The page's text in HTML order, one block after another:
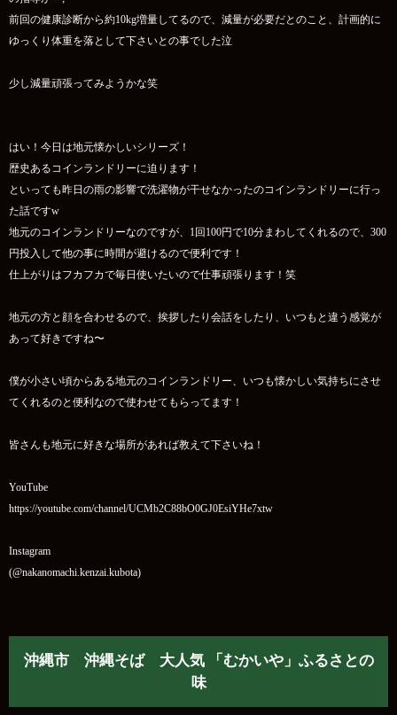
前回の健康診断から約10kg増量してるので、減量が必要だとのこと、計画的に
ゆっくり体重を落として下さいとの事でした泣
少し減量頑張ってみようかな笑
はい！今日は地元懐かしいシリーズ！
歴史あるコインランドリーに迫ります！
といっても昨日の雨の影響で洗濯物が干せなかったのコインランドリーに行っ
た話ですw
地元のコインランドリーなのですが、1回100円で10分まわしてくれるので、300
円投入して他の事に時間が避けるので便利です！
仕上がりはフカフカで毎日使いたいので仕事頑張ります！笑
地元の方と顔を合わせるので、挨拶したり会話をしたり、いつもと違う感覚が
あって好きですね〜
僕が小さい頃からある地元のコインランドリー、いつも懐かしい気持ちにさせ
てくれるのと便利なので使わせてもらってます！
皆さんも地元に好きな場所があれば教えて下さいね！
YouTube
https://youtube.com/channel/UCMb2C88bO0GJ0EsiYHe7xtw
Instagram
(@nakanomachi.kenzai.kubota)
沖縄市 沖縄そば 大人気 「むかいや」ふるさとの
味